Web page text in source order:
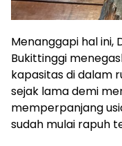
Menanggapi hal ini,
Bukittinggi
kapasitas di dalam
sejak lama demi
memperpanjang
sudah mulai rapuh